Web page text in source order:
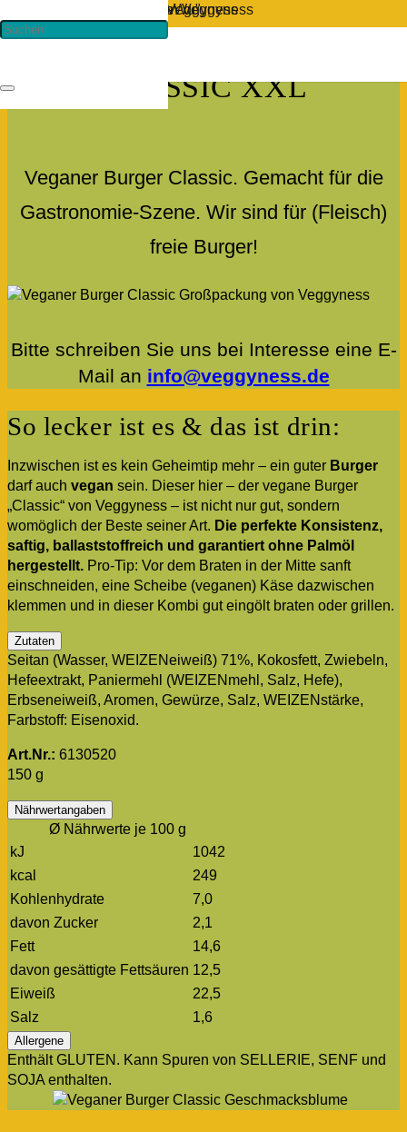
VEGANER BURGER
CLASSIC XXL
Veganer Burger Classic. Gemacht für die
Gastronomie-Szene. Wir sind für (Fleisch)
freie Burger!
Bitte schreiben Sie uns bei Interesse eine E-
Mail an info@veggyness.de
So lecker ist es & das ist drin:
Inzwischen ist es kein Geheimtip mehr – ein guter Burger
darf auch vegan sein. Dieser hier – der vegane Burger
„Classic“ von Veggyness – ist nicht nur gut, sondern
womöglich der Beste seiner Art. Die perfekte Konsistenz,
saftig, ballaststoffreich und garantiert ohne Palmöl
hergestellt. Pro-Tip: Vor dem Braten in der Mitte sanft
einschneiden, eine Scheibe (veganen) Käse dazwischen
klemmen und in dieser Kombi gut eingölt braten oder grillen.
Zutaten
Seitan (Wasser, WEIZENeiweiß) 71%, Kokosfett, Zwiebeln,
Hefeextrakt, Paniermehl (WEIZENmehl, Salz, Hefe),
Erbseneiweiß, Aromen, Gewürze, Salz, WEIZENstärke,
Farbstoff: Eisenoxid.
Art.Nr.: 6130520
150 g
Nährwertangaben
Ø Nährwerte je 100 g
kJ
1042
kcal
249
Kohlenhydrate
7,0
davon Zucker
2,1
Fett
14,6
davon gesättigte Fettsäuren 12,5
Eiweiß
22,5
Salz
1,6
Allergene
Enthält GLUTEN. Kann Spuren von SELLERIE, SENF und
SOJA enthalten.